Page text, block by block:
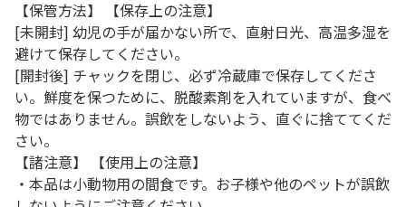
【保管方法】 【保存上の注意】
[未開封] 幼児の手が届かない所で、直射日光、高温多湿を
避けて保存してください。
[開封後] チャックを閉じ、必ず冷蔵庫で保存してくださ
い。鮮度を保つために、脱酸素剤を入れていますが、食べ
物ではありません。誤飲をしないよう、直ぐに捨ててくだ
さい。
【諸注意】 【使用上の注意】
・本品は小動物用の間食です。お子様や他のペットが誤飲